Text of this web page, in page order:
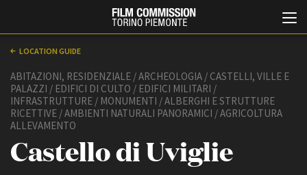
LOCATION GUIDE
ABITAZIONI, RESIDENZIALE / ARCHEOLOGIA / CASTELLI, VILLE E
PALAZZI / EDIFICI DI CULTO / EDIFICI MILITARI /
INFRASTRUTTURE / MONUMENTI / ALBERGHI E STRUTTURE
RICETTIVE / AMBIENTI NATURALI PANORAMICI / AGRICOLTURA
ALLEVAMENTO
Castello di Uviglie